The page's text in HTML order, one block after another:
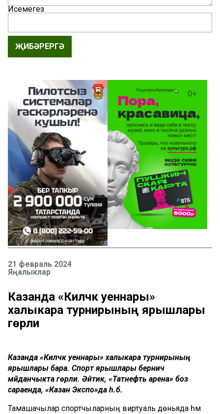
Исемегез
ҖИБӘРЕРГӘ
21 февраль 2024
Яңалыклар
Казанда «Киләчәк уеннары»
халыкара турнирының ярышлары
гөрли
Казанда «Киләчәк уеннары» халыкара турнирының
ярышлары бара. Спорт ярышлары берничә
мәйданчыкта гөрли. Әйтик, «Татнефть арена» боз
сараенда, «Казан Экспо»да һ.б.
Тамашачылар спортчыларның виртуаль дөньяда һәм